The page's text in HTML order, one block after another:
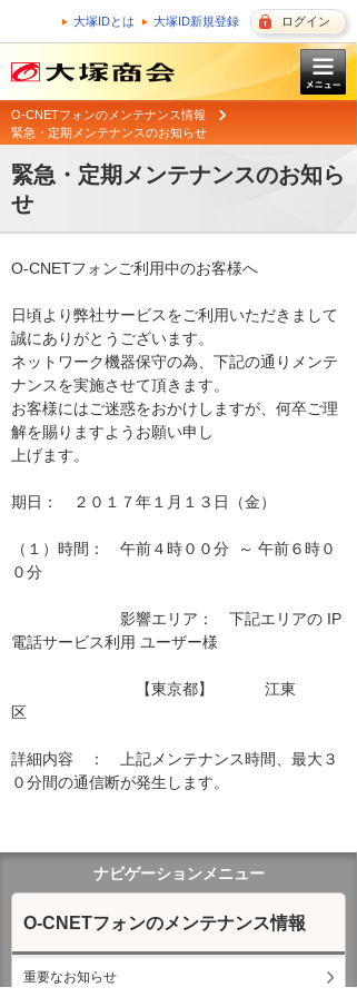
大塚IDとは 大塚ID新規登録 ログイン
O-CNETフォンのメンテナンス情報
緊急・定期メンテナンスのお知らせ
緊急・定期メンテナンスのお知ら
せ
O-CNETフォンご利用中のお客様へ
日頃より弊社サービスをご利用いただきまして
誠にありがとうございます。
ネットワーク機器保守の為、下記の通りメンテ
ナンスを実施させて頂きます。
お客様にはご迷惑をおかけしますが、何卒ご理
解を賜りますようお願い申し
上げます。
期日：　２０１７年１月１３日（金）
（１）時間：　午前４時００分  ～ 午前６時０
０分
影響エリア：　下記エリアの IP
電話サービス利用 ユーザー様
【東京都】　　　 江東
区
詳細内容　：　上記メンテナンス時間、最大３
０分間の通信断が発生します。
ナビゲーションメニュー
O-CNETフォンのメンテナンス情報
重要なお知らせ